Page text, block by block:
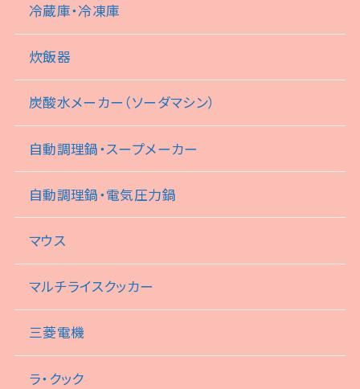
冷蔵庫・冷凍庫
炊飯器
炭酸水メーカー（ソーダマシン）
自動調理鍋・スープメーカー
自動調理鍋・電気圧力鍋
マウス
マルチライスクッカー
三菱電機
ラ・クック